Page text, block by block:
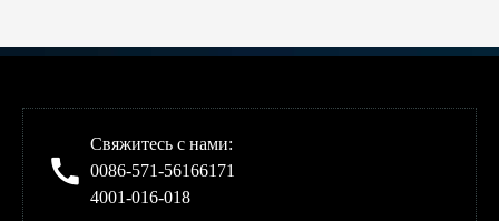
Свяжитесь с нами:
0086-571-56166171
4001-016-018